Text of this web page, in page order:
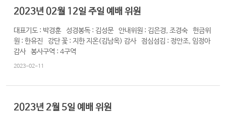
2023년 02월 12일 주일 예배 위원
대표기도 : 박경훈 성경봉독 : 김성문 안내위원 : 김은경, 조경숙 헌금위
원 : 한유진 강단 꽃 : 지한 지온(김남옥) 감사 점심섬김 : 정안조, 임정아
감사 봉사구역 : 4구역
2023-02-11
2023년 2월 5일 예배 위원